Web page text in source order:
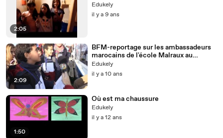
2:05
Edukely
il y a 9 ans
2:09
BFM-reportage sur les ambassadeurs
marocains de l'école Malraux au
Vendée Globe
Edukely
il y a 10 ans
1:50
Où est ma chaussure
Edukely
il y a 12 ans